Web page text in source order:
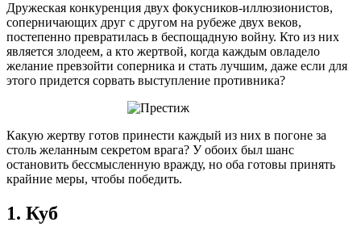
Дружеская конкуренция двух фокусников-иллюзионистов,
соперничающих друг с другом на рубеже двух веков,
постепенно превратилась в беспощадную войну. Кто из них
является злодеем, а кто жертвой, когда каждым овладело
желание превзойти соперника и стать лучшим, даже если для
этого придется сорвать выступление противника?
Какую жертву готов принести каждый из них в погоне за
столь желанным секретом врага? У обоих был шанс
остановить бессмысленную вражду, но оба готовы принять
крайние меры, чтобы победить.
1. Куб